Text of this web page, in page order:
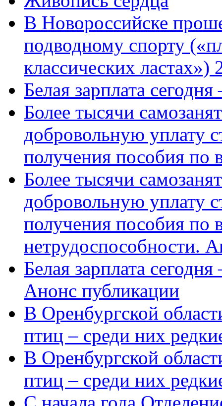
В Новороссийске
подводному спорту
классических ластах»)
Белая зарплата
Более тысячи
добровольную уплату
получения пособия по
Более тысячи
добровольную уплату
получения пособия по
нетрудоспособности.
Белая зарплата
Анонс публикации
В Оренбургской
птиц – среди них
В Оренбургской
птиц – среди них